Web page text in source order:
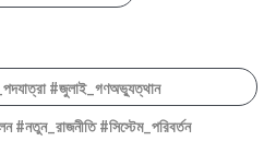
#জুলাই_গণঅভ্যুত্থান
#নতুন_রাজনীতি #সিস্টেম_পরিবর্তন